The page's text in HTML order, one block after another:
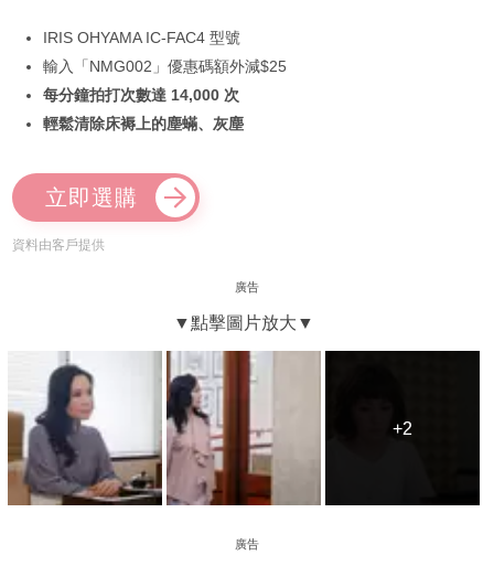
IRIS OHYAMA IC-FAC4 型號
輸入「NMG002」優惠碼額外減$25
每分鐘拍打次數達 14,000 次
輕鬆清除床褥上的塵蟎、灰塵
立即選購
資料由客戶提供
廣告
+2
+2
廣告